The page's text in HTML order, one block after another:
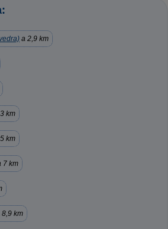
a 2,9 km
km
km
7 km
8,9 km